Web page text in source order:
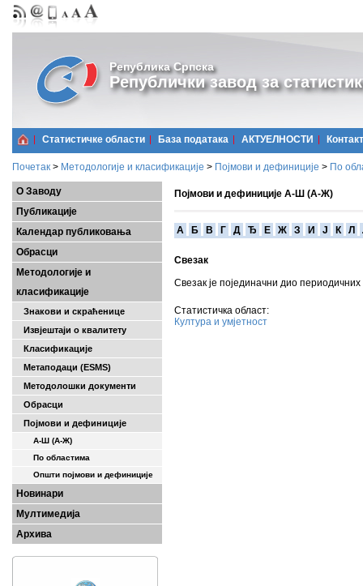
Република Српска
Републички завод за
Статистичке области Базa података АКТУЕЛНОСТИ Контакт
Почетак > Методологије и класификације > Појмови и дефиниције > По
О Заводу
Публикације
Календар публиковања
Обрасци
Методологије и
класификације
Знакови и скраћенице
Извјештаји о квалитету
Класификације
Метаподаци (ESMS)
Методолошки документи
Обрасци
Појмови и дефиниције
А-Ш (A-Ж)
По областима
Општи појмови и дефиниције
Новинари
Мултимедија
Архива
Појмови и дефиниције А-Ш (А-Ж)
A Б В Г Д Ђ Е Ж З И Ј К Л
Свезак
Свезак је појединачни дио
Статистичка област:
Култура и умјетност